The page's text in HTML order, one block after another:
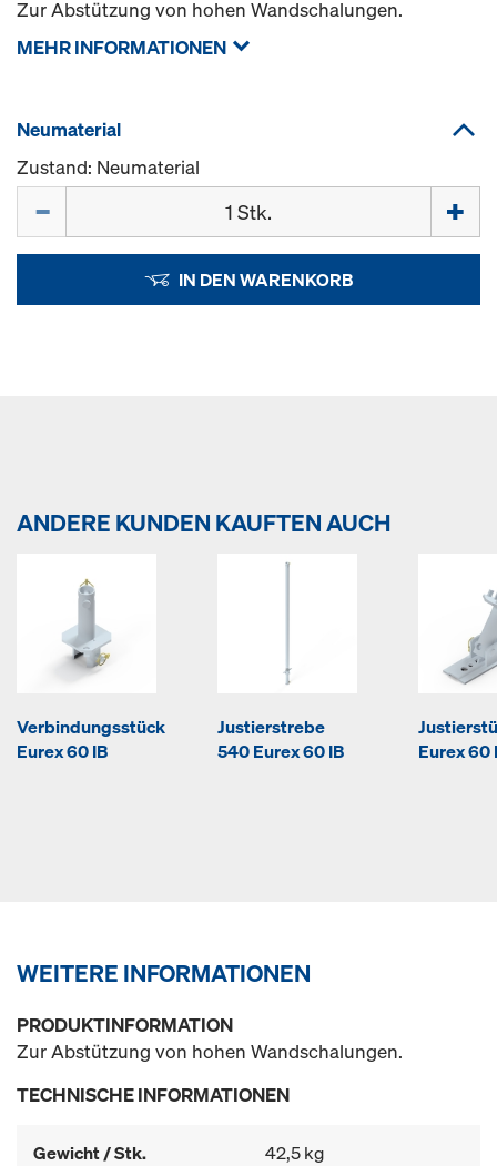
Zur Abstützung von hohen Wandschalungen.
MEHR INFORMATIONEN
Neumaterial
Zustand: Neumaterial
IN DEN WARENKORB
ANDERE KUNDEN KAUFTEN AUCH
Verbindungsstück
Eurex 60 IB
Justierstrebe
540 Eurex 60 IB
Eurex 60
WEITERE INFORMATIONEN
PRODUKTINFORMATION
Zur Abstützung von hohen Wandschalungen.
TECHNISCHE INFORMATIONEN
Gewicht / Stk. 42,5 kg